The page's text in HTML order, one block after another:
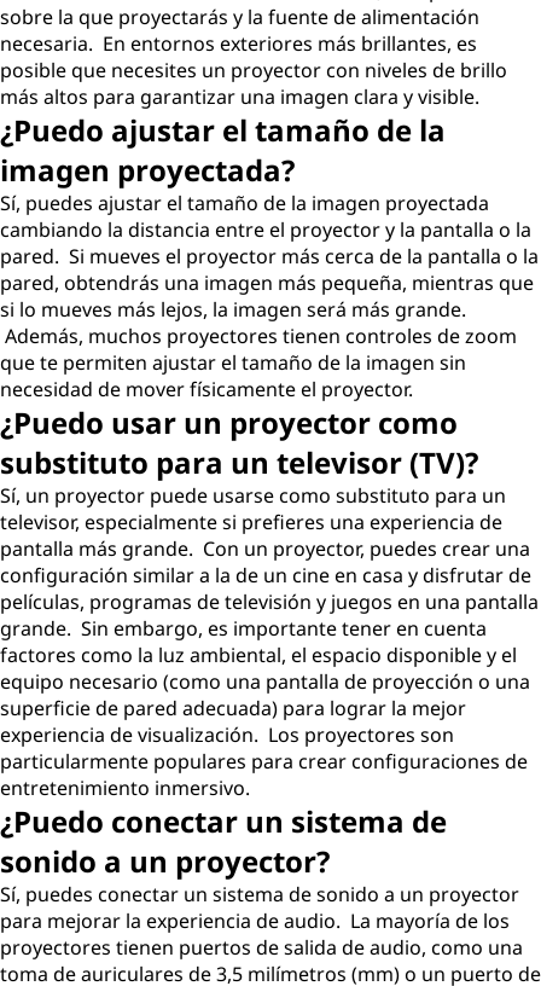
sobre la que proyectarás y la fuente de alimentación
necesaria. En entornos exteriores más brillantes, es
posible que necesites un proyector con niveles de brillo
más altos para garantizar una imagen clara y visible.
¿Puedo ajustar el tamaño de la
imagen proyectada?
Sí, puedes ajustar el tamaño de la imagen proyectada
cambiando la distancia entre el proyector y la pantalla o la
pared. Si mueves el proyector más cerca de la pantalla o la
pared, obtendrás una imagen más pequeña, mientras que
si lo mueves más lejos, la imagen será más grande.
Además, muchos proyectores tienen controles de zoom
que te permiten ajustar el tamaño de la imagen sin
necesidad de mover físicamente el proyector.
¿Puedo usar un proyector como
substituto para un televisor (TV)?
Sí, un proyector puede usarse como substituto para un
televisor, especialmente si prefieres una experiencia de
pantalla más grande. Con un proyector, puedes crear una
configuración similar a la de un cine en casa y disfrutar de
películas, programas de televisión y juegos en una pantalla
grande. Sin embargo, es importante tener en cuenta
factores como la luz ambiental, el espacio disponible y el
equipo necesario (como una pantalla de proyección o una
superficie de pared adecuada) para lograr la mejor
experiencia de visualización. Los proyectores son
particularmente populares para crear configuraciones de
entretenimiento inmersivo.
¿Puedo conectar un sistema de
sonido a un proyector?
Sí, puedes conectar un sistema de sonido a un proyector
para mejorar la experiencia de audio. La mayoría de los
proyectores tienen puertos de salida de audio, como una
toma de auriculares de 3,5 milímetros (mm) o un puerto de